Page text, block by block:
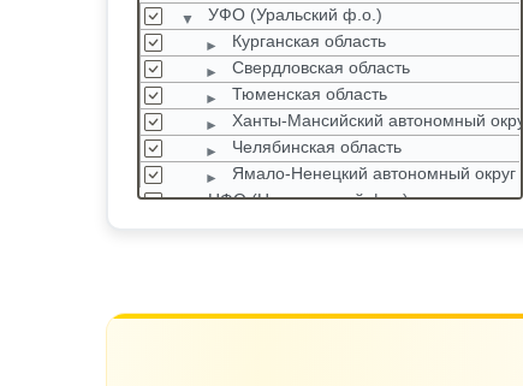
УФО (Уральский ф.о.)
Курганская область
Свердловская область
Тюменская область
Ханты-Мансийский автономный округ
Челябинская область
Ямало-Ненецкий автономный округ
ЦФО (Центральный ф.о.)